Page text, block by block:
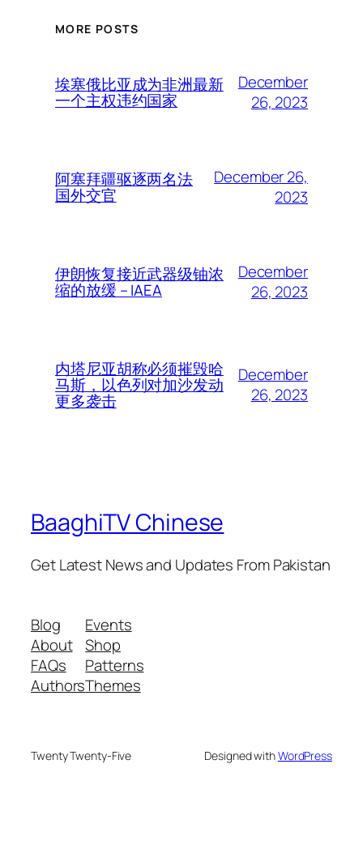
MORE POSTS
埃塞俄比亚成为非洲最新
一个主权违约国家
December
26, 2023
阿塞拜疆驱逐两名法
国外交官
December 26,
2023
伊朗恢复接近武器级铀浓
缩的放缓 – IAEA
December
26, 2023
内塔尼亚胡称必须摧毁哈
马斯，以色列对加沙发动
更多袭击
December
26, 2023
BaaghiTV Chinese
Get Latest News and Updates From Pakistan
Blog
About
FAQs
Authors
Events
Shop
Patterns
Themes
Twenty Twenty-Five Designed withWordPress